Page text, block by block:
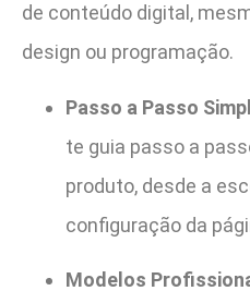
de conteúdo digital,
design ou programação.
Passo a Passo
te guia passo a
produto, desde a
configuração da
Modelos